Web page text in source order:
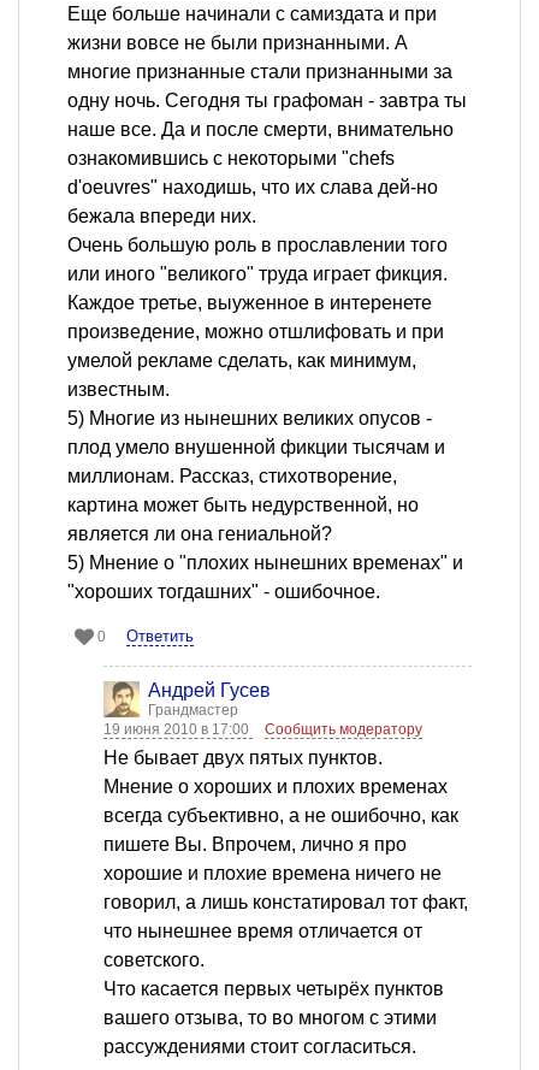
Еще больше начинали с самиздата и при
жизни вовсе не были признанными. А
многие признанные стали признанными за
одну ночь. Сегодня ты графоман - завтра ты
наше все. Да и после смерти, внимательно
ознакомившись с некоторыми "chefs
d'oeuvres" находишь, что их слава дей-но
бежала впереди них.
Очень большую роль в прославлении того
или иного "великого" труда играет фикция.
Каждое третье, выуженное в интеренете
произведение, можно отшлифовать и при
умелой рекламе сделать, как минимум,
известным.
5) Многие из нынешних великих опусов -
плод умело внушенной фикции тысячам и
миллионам. Рассказ, стихотворение,
картина может быть недурственной, но
является ли она гениальной?
5) Мнение о "плохих нынешних временах" и
"хороших тогдашних" - ошибочное.
0 Ответить
Андрей Гусев
Грандмастер
19 июня 2010 в 17:00
Сообщить модератору
Не бывает двух пятых пунктов.
Мнение о хороших и плохих временах
всегда субъективно, а не ошибочно, как
пишете Вы. Впрочем, лично я про
хорошие и плохие времена ничего не
говорил, а лишь констатировал тот факт,
что нынешнее время отличается от
советского.
Что касается первых четырёх пунктов
вашего отзыва, то во многом с этими
рассуждениями стоит согласиться.